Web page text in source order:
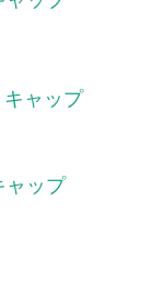
ャップ